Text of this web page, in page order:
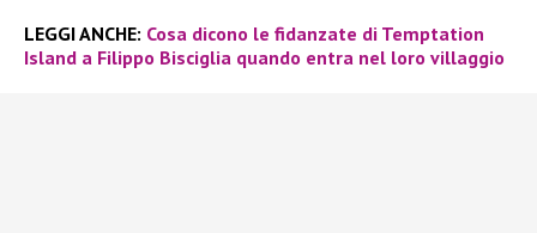
LEGGI ANCHE: Cosa dicono le fidanzate di Temptation
Island a Filippo Bisciglia quando entra nel loro villaggio